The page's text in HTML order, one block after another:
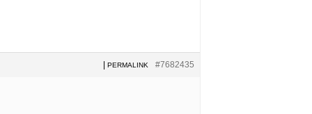
#7682435
| PERMALINK